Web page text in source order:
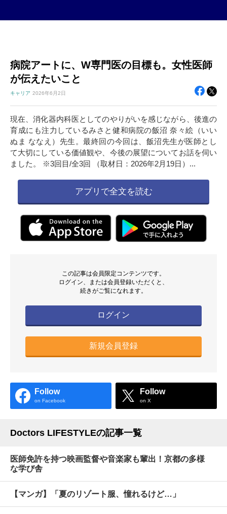
病院アートに、W専門医の目標も。女性医師
が伝えたいこと
キャリア 2026年6月2日
現在、消化器内科医としてのやりがいを感じながら、後進の
育成にも注力しているみさと健和病院の飯沼 奈々絵（いい
ぬま ななえ）先生。最終回の今回は、飯沼先生が医師とし
て大切にしている価値観や、今後の展望についてお話を伺い
ました。 ※3回目/全3回 （取材日：2026年2月19日）...
アプリで全文を読む
この記事は会員限定コンテンツです。
ログイン、または会員登録いただくと、
続きがご覧になれます。
ログイン
新規会員登録
Follow
on Facebook
Follow
on X
Doctors LIFESTYLEの記事一覧
医師免許を持つ映画監督や音楽家も輩出！京都の多様
な学び舎
【マンガ】「夏のリゾート服、憧れるけど…」